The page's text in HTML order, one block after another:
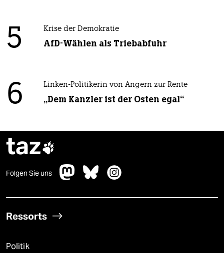
5 Krise der Demokratie
AfD-Wählen als Triebabfuhr
6 Linken-Politikerin von Angern zur Rente
„Dem Kanzler ist der Osten egal“
taz
Folgen Sie uns
Ressorts
Politik